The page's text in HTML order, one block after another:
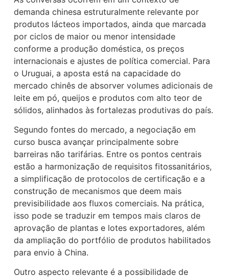
demanda chinesa estruturalmente relevante por
produtos lácteos importados, ainda que marcada
por ciclos de maior ou menor intensidade
conforme a produção doméstica, os preços
internacionais e ajustes de política comercial. Para
o Uruguai, a aposta está na capacidade do
mercado chinês de absorver volumes adicionais de
leite em pó, queijos e produtos com alto teor de
sólidos, alinhados às fortalezas produtivas do país.
Segundo fontes do mercado, a negociação em
curso busca avançar principalmente sobre
barreiras não tarifárias. Entre os pontos centrais
estão a harmonização de requisitos fitossanitários,
a simplificação de protocolos de certificação e a
construção de mecanismos que deem mais
previsibilidade aos fluxos comerciais. Na prática,
isso pode se traduzir em tempos mais claros de
aprovação de plantas e lotes exportadores, além
da ampliação do portfólio de produtos habilitados
para envio à China.
Outro aspecto relevante é a possibilidade de